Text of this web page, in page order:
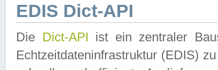
EDIS Dict-API
Die Dict-API ist ein zentraler
Echtzeitdateninfrastruktur (EDIS)